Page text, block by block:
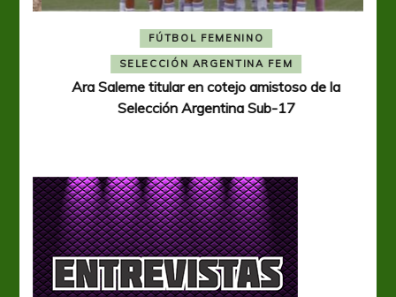
FÚTBOL FEMENINO
SELECCIÓN ARGENTINA FEM
Ara Saleme titular en cotejo amistoso de la
Selección Argentina Sub-17